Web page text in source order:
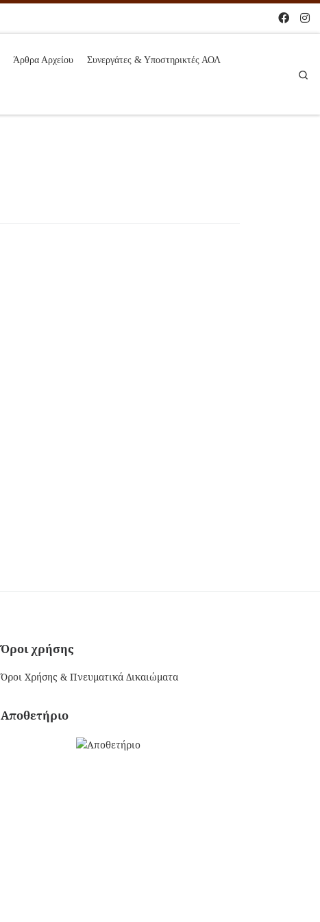
Άρθρα Αρχείου Συνεργάτες & Υποστηρικτές ΑΟΛ
Όροι χρήσης
Όροι Χρήσης & Πνευματικά Δικαιώματα
Αποθετήριο